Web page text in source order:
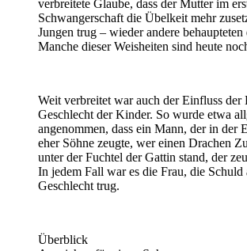
verbreitete Glaube, dass der Mutter im
Schwangerschaft die Übelkeit mehr
Jungen trug – wieder andere behaupteten
Manche dieser Weisheiten sind heute
Weit verbreitet war auch der Einfluss der
Geschlecht der Kinder. So wurde etwa
angenommen, dass ein Mann, der in der
eher Söhne zeugte, wer einen Drachen
unter der Fuchtel der Gattin stand, der
In jedem Fall war es die Frau, die Schuld
Geschlecht trug.
Überblick